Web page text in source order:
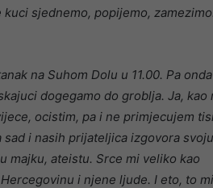
sjednemo, popijemo,
na Suhom Dolu u 11.00. Pa
dogegamo do groblja. Ja, kao
ocistim, pa i ne primjecujem
i nasih prijateljica izgovora svoju
majku, ateistu. Srce mi veliko kao
i njene ljude. I eto, to mi